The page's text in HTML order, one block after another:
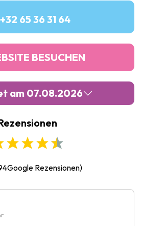
+32 65 36 31 64
BESUCHEN
am 07.08.2026
18:00
Google Rezensionen)